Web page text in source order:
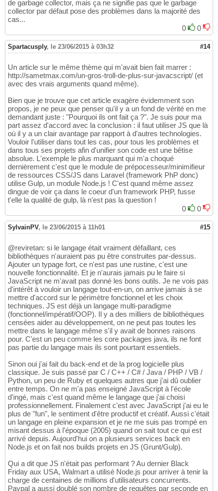
de garbage collector, mais ça ne signifie pas que le garbage
collector par défaut pose des problèmes dans la majorité des
cas...
0
0
Spartacusply, le 23/06/2015 à 03h32 #14
Un article sur le même thème qui m'avait bien fait marrer :
http://sametmax.com/un-gros-troll-de-plus-sur-javacscript/ (et
avec des vrais arguments quand même).
Bien que je trouve que cet article exagère évidemment son
propos, je ne peux que penser qu'il y a un fond de vérité en me
demandant juste : "Pourquoi ils ont fait ça ?". Je suis pour ma
part assez d'accord avec la conclusion : il faut utiliser JS que là
où il y a un clair avantage par rapport à d'autres technologies.
Vouloir l'utiliser dans tout les cas, pour tous les problèmes et
dans tous ses projets afin d'unifier son code est une bêtise
absolue. L'exemple le plus marquant qui m'a choqué
dernièrement c'est que le module de prépocesseur/minimifieur
de ressources CSS/JS dans Laravel (framework PhP donc)
utilise Gulp, un module Node.js ! C'est quand même assez
dingue de voir ça dans le coeur d'un framework PHP, fusse
t'elle la qualité de gulp, là n'est pas la question !
0
0
SylvainPV, le 23/06/2015 à 11h01 #15
@reviretan: si le langage était vraiment défaillant, ces
bibliothèques n'auraient pas pu être construites par-dessus.
Ajouter un typage fort, ce n'est pas une rustine, c'est une
nouvelle fonctionnalité. Et je n'aurais jamais pu le faire si
JavaScript ne m'avait pas donné les bons outils. Je ne vois pas
d'intérêt à vouloir un langage tout-en-un, on arrive jamais à se
mettre d'accord sur le périmètre fonctionnel et les choix
techniques. JS est déjà un langage multi-paradigme
(fonctionnel/impératif/OOP). Il y a des milliers de bibliothèques
censées aider au développement, on ne peut pas toutes les
mettre dans le langage même s'il y avait de bonnes raisons
pour. C'est un peu comme les core packages java, ils ne font
pas partie du langage mais ils sont pourtant essentiels.
Sinon oui j'ai fait du back-end et de la prog logicielle plus
classique. Je suis passé par C / C++ / C# / Java / PHP / VB /
Python, un peu de Ruby et quelques autres que j'ai dû oublier
entre temps. On ne m'a pas enseigné JavaScript à l'école
d'ingé, mais c'est quand même le langage que j'ai choisi
professionnellement. Finalement c'est avec JavaScript j'ai eu le
plus de "fun", le sentiment d'être productif et créatif. Aussi c'était
un langage en pleine expansion et je ne me suis pas trompé en
misant dessus à l'époque (2005) quand on sait tout ce qui est
arrivé depuis. Aujourd'hui on a plusieurs services back en
Node.js et on fait nos builds projets en JS (Grunt/Gulp).
Qui a dit que JS n'était pas performant ? Au dernier Black
Friday aux USA, Walmart a utilisé Node.js pour arriver à tenir la
charge de centaines de millions d'utilisateurs concurrents.
Paypal a aussi doublé son nombre de requêtes par seconde en